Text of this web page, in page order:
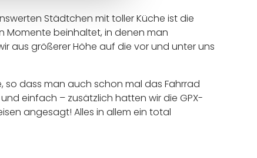
Städtchen mit toller Küche ist die
Momente beinhaltet, in denen man
aus größerer Höhe auf die vor und unter uns
so dass man auch schon mal das Fahrrad
einfach – zusätzlich hatten wir die GPX-
angesagt! Alles in allem ein total